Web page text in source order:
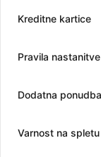
Kreditne kartice
Pravila nastanitve
Dodatna ponudba
Varnost na spletu